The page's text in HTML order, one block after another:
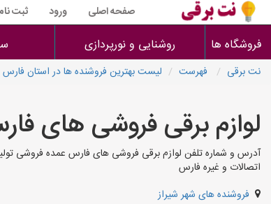
صفحه اصلی ورود ثبت
فروشگاه ها روشنایی و نورپردازی
نت برقی فهرست لیست بهترین فروشنده ها در استان فارس
لوازم برقی فروشی های
آدرس و شماره تلفن لوازم برقی فروشی های فارس عمده فروشی تولیدی
اتصالات و غیره فارس
فروشنده های شهر شیراز